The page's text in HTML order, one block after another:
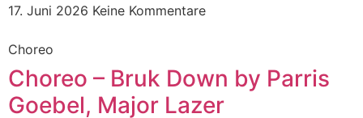
17. Juni 2026 Keine Kommentare
Choreo
Choreo – Bruk Down by Parris
Goebel, Major Lazer